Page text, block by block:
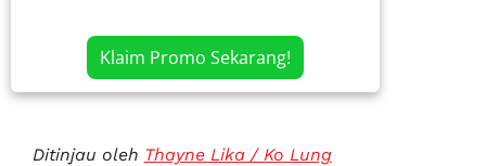
Klaim Promo Sekarang!
Ditinjau oleh Thayne Lika / Ko Lung